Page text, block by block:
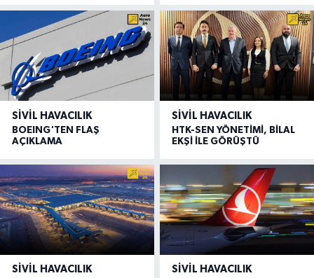
SIVIL HAVACILIK
BOEING'TEN FLAŞ
AÇIKLAMA
SIVIL HAVACILIK
HTK-SEN YÖNETİMİ, BİLAL
EKŞİ İLE GÖRÜŞTÜ
SIVIL HAVACILIK SIVIL HAVACILIK